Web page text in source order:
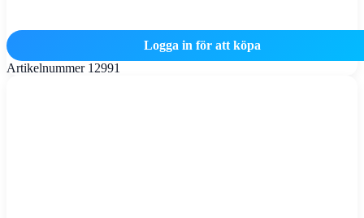
Logga in för att köpa
Artikelnummer 12991